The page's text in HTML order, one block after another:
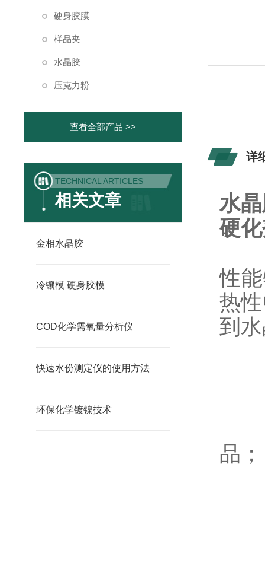
硬身胶膜
样品夹
水晶胶
压克力粉
查看全部产品 >>
TECHNICAL ARTICLES
相关文章
金相水晶胶
冷镶模 硬身胶模
COD化学需氧量分析仪
快速水份测定仪的使用方法
环保化学镀镍技术
详
水
硬
性
热
到
品；